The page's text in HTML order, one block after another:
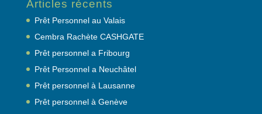
Articles récents
Prêt Personnel au Valais
Cembra Rachète CASHGATE
Prêt personnel a Fribourg
Prêt Personnel a Neuchâtel
Prêt personnel à Lausanne
Prêt personnel à Genève